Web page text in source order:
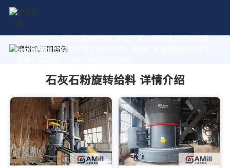
作为专业的 石灰石粉旋转给料 制造厂家，我们致力于为您量
身定制高价值的粉体加工系统方案。获取厂家直销报价及技术
石灰石粉旋转给料 详情介绍